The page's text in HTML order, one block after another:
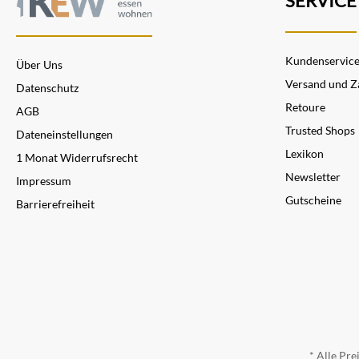
Über Uns
Datenschutz
AGB
Dateneinstellungen
1 Monat Widerrufsrecht
Impressum
Barrierefreiheit
Kundenservice
Versand und
Retoure
Trusted Shops
Lexikon
Newsletter
Gutscheine
* Alle